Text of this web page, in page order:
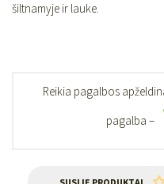
šiltnamyje ir lauke.
Reikia pagalbos
pagalba –